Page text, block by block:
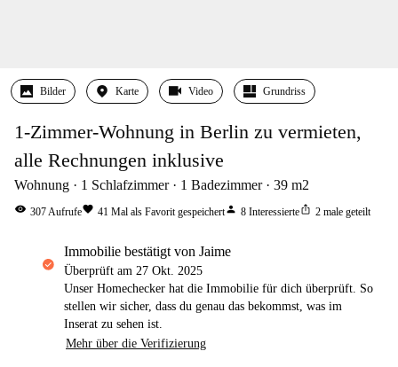
Bilder Karte Video Grundriss
1-Zimmer-Wohnung in Berlin zu vermieten,
alle Rechnungen inklusive
Wohnung 1 Schlafzimmer 1 Badezimmer 39 m2
visibility 307Aufrufefavorite 41 Mal als Favorit gespeichertperson 8 Interessierteios_share 2 male geteilt
Immobilie bestätigt von Jaime
Überprüft am 27 Okt. 2025
Unser Homechecker hat die Immobilie für dich überprüft. So
stellen wir sicher, dass du genau das bekommst, was im
Inserat zu sehen ist.
Mehr über die Verifizierung